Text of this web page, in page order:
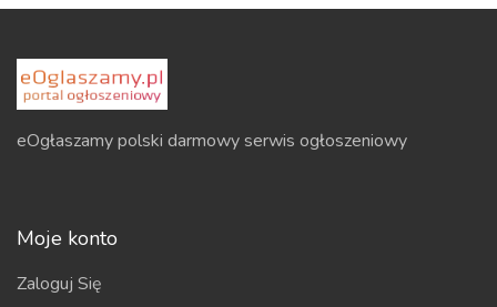
eOgłaszamy polski darmowy serwis ogłoszeniowy
Moje konto
Zaloguj Się